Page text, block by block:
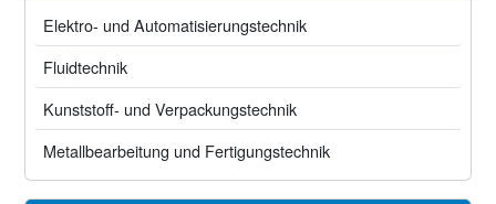
Elektro- und Automatisierungstechnik
Fluidtechnik
Kunststoff- und Verpackungstechnik
Metallbearbeitung und Fertigungstechnik